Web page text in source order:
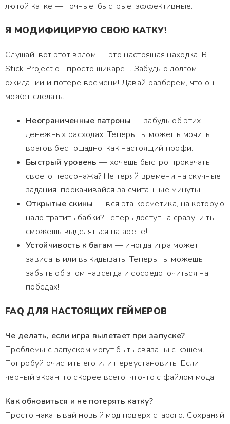
лютой катке — точные, быстрые, эффективные.
Я МОДИФИЦИРУЮ СВОЮ КАТКУ!
Слушай, вот этот взлом — это настоящая находка. В
Stick Project он просто шикарен. Забудь о долгом
ожидании и потере времени! Давай разберем, что он
может сделать.
Неограниченные патроны — забудь об этих
денежных расходах. Теперь ты можешь мочить
врагов беспощадно, как настоящий профи.
Быстрый уровень — хочешь быстро прокачать
своего персонажа? Не теряй времени на скучные
задания, прокачивайся за считанные минуты!
Открытые скины — вся эта косметика, на которую
надо тратить бабки? Теперь доступна сразу, и ты
сможешь выделяться на арене!
Устойчивость к багам — иногда игра может
зависать или выкидывать. Теперь ты можешь
забыть об этом навсегда и сосредоточиться на
победах!
FAQ ДЛЯ НАСТОЯЩИХ ГЕЙМЕРОВ
Че делать, если игра вылетает при запуске?
Проблемы с запуском могут быть связаны с кэшем.
Попробуй очистить его или переустановить. Если
черный экран, то скорее всего, что-то с файлом мода.
Как обновиться и не потерять катку?
Просто накатывай новый мод поверх старого. Сохраняй